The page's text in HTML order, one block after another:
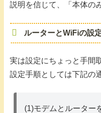
説明を信じて、「本体の
ルーターとWiFiの設
実は設定にちょっと手間
設定手順としては下記の
(1)モデムとルーター